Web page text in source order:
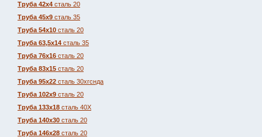
Труба 42х4 сталь 20
Труба 45х9 сталь 35
Труба 54х10 сталь 20
Труба 63,5х14 сталь 35
Труба 76х16 сталь 20
Труба 83х15 сталь 20
Труба 95х22 сталь 30хгснда
Труба 102х9 сталь 20
Труба 133х18 сталь 40Х
Труба 140х30 сталь 20
Труба 146х28 сталь 20